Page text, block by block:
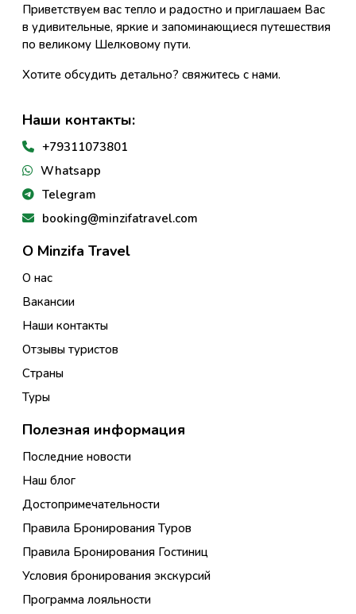
Приветствуем вас тепло и радостно и приглашаем Вас
в удивительные, яркие и запоминающиеся путешествия
по великому Шелковому пути.
Хотите обсудить детально? свяжитесь с нами.
Наши контакты:
+79311073801
Whatsapp
Telegram
booking@minzifatravel.com
О Minzifa Travel
О нас
Вакансии
Наши контакты
Отзывы туристов
Страны
Туры
Полезная информация
Последние новости
Наш блог
Достопримечательности
Правила Бронирования Туров
Правила Бронирования Гостиниц
Условия бронирования экскурсий
Программа лояльности